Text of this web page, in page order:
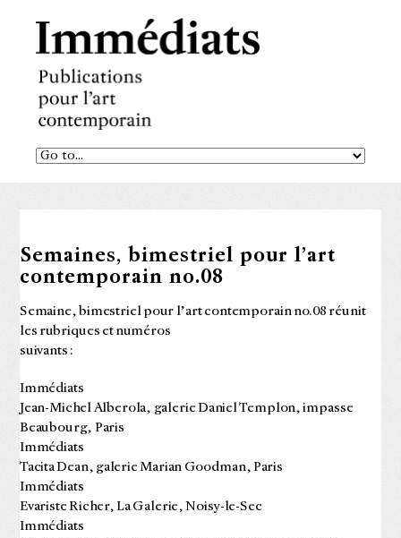
Semaines, bimestriel pour l’art
contemporain no.08
Semaine, bimestriel pour l’art contemporain no.08 réunit
les rubriques et numéros
suivants :
Immédiats
Jean-Michel Alberola, galerie Daniel Templon, impasse
Beaubourg, Paris
Immédiats
Tacita Dean, galerie Marian Goodman, Paris
Immédiats
Evariste Richer, La Galerie, Noisy-le-Sec
Immédiats